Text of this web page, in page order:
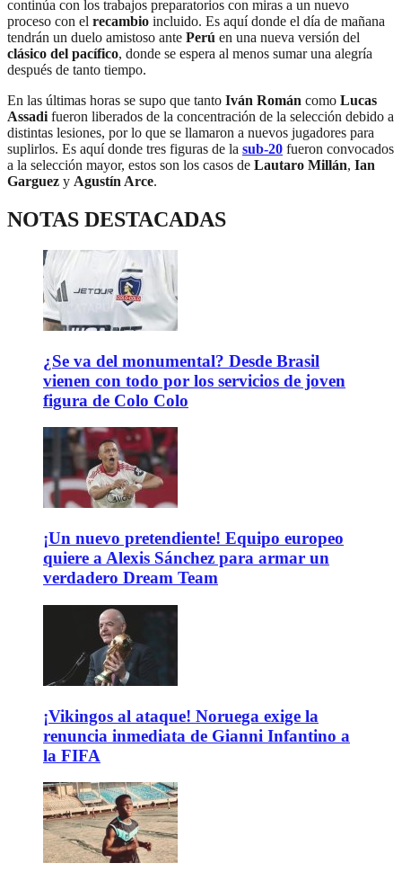
continúa con los trabajos preparatorios con miras a un nuevo
proceso con el recambio incluido. Es aquí donde el día de mañana
tendrán un duelo amistoso ante Perú en una nueva versión del
clásico del pacífico, donde se espera al menos sumar una alegría
después de tanto tiempo.
En las últimas horas se supo que tanto Iván Román como Lucas
Assadi fueron liberados de la concentración de la selección debido a
distintas lesiones, por lo que se llamaron a nuevos jugadores para
suplirlos. Es aquí donde tres figuras de la sub-20 fueron convocados
a la selección mayor, estos son los casos de Lautaro Millán, Ian
Garguez y Agustín Arce.
NOTAS DESTACADAS
¿Se va del monumental? Desde Brasil
vienen con todo por los servicios de joven
figura de Colo Colo
¡Un nuevo pretendiente! Equipo europeo
quiere a Alexis Sánchez para armar un
verdadero Dream Team
¡Vikingos al ataque! Noruega exige la
renuncia inmediata de Gianni Infantino a
la FIFA